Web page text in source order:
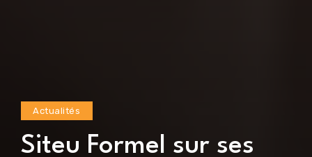
Actualités
Siteu Formel sur ses